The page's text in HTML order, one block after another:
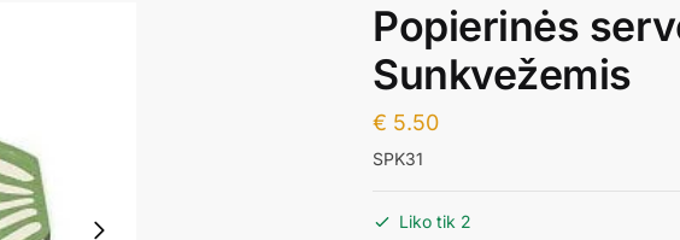
Popierinės
Sunkvežemis
€ 5.50
SPK31
Liko tik 2